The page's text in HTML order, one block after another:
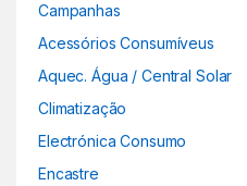
Campanhas
Acessórios Consumíveus
Aquec. Água / Central Solar
Climatização
Electrónica Consumo
Encastre